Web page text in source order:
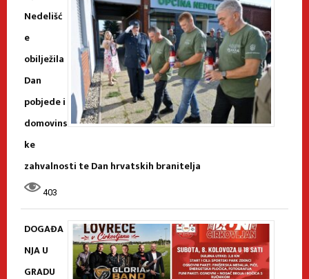
Nedelišć
e
obilježila
Dan
pobjede i
domovins
ke
zahvalnosti te Dan hrvatskih branitelja
403
DOGAĐA
NJA U
GRADU